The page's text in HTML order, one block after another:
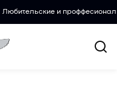
и проффесиональные